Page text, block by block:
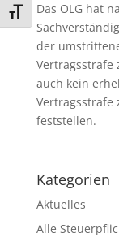
Schrift vergrößern
Das OLG hat
der
Vertragsstrafe
auch kein
Vertragsstrafe
feststellen.
Kategorien
Aktuelles
Alle